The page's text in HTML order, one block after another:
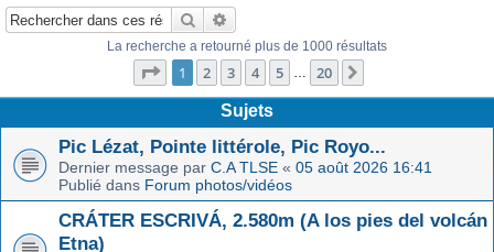
Rechercher
La recherche a retourné plus de 1000 résultats
Page 1sur20
1 2 3 4 5 … 20
Sujets
Pic Lézat, Pointe littérole, Pic Royo...
Dernier message par C.A TLSE « 05 août 2026 16:41
Publié dans Forum photos/vidéos
CRÁTER ESCRIVÁ, 2.580m (A los pies del volcán
Etna)